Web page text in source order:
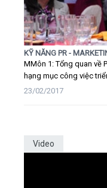
KỸ NĂNG PR -
MMôn 1: Tổng quan về
hạng mục công việc
23/02/2017
Video